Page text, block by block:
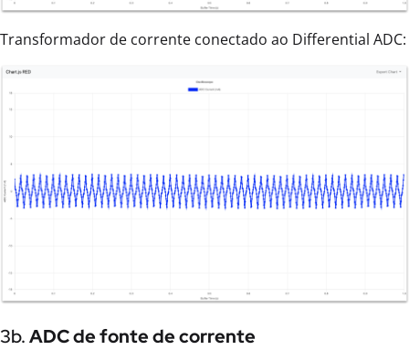
Transformador de corrente conectado ao Differential ADC:
3b.ADC de fonte de corrente